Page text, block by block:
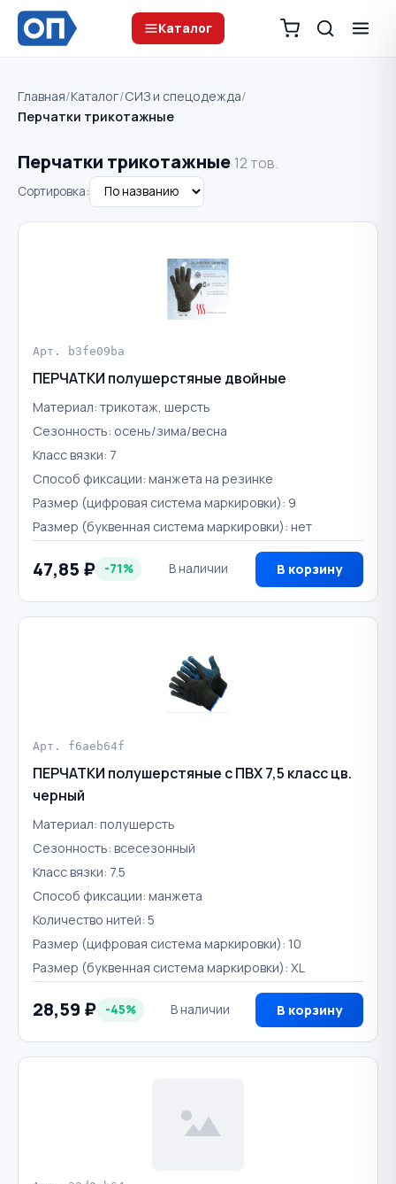
Каталог
Главная/Каталог/СИЗ и спецодежда/
Перчатки трикотажные
Перчатки трикотажные 12 тов.
Сортировка:
Арт. b3fe09ba
ПЕРЧАТКИ полушерстяные двойные
Материал: трикотаж, шерсть
Сезонность: осень/зима/весна
Класс вязки: 7
Способ фиксации: манжета на резинке
Размер (цифровая система маркировки): 9
Размер (буквенная система маркировки): нет
47,85 ₽ -71% В наличии В корзину
Арт. f6aeb64f
ПЕРЧАТКИ полушерстяные с ПВХ 7,5 класс цв.
черный
Материал: полушерсть
Сезонность: всесезонный
Класс вязки: 7.5
Способ фиксации: манжета
Количество нитей: 5
Размер (цифровая система маркировки): 10
Размер (буквенная система маркировки): XL
28,59 ₽ -45% В наличии В корзину